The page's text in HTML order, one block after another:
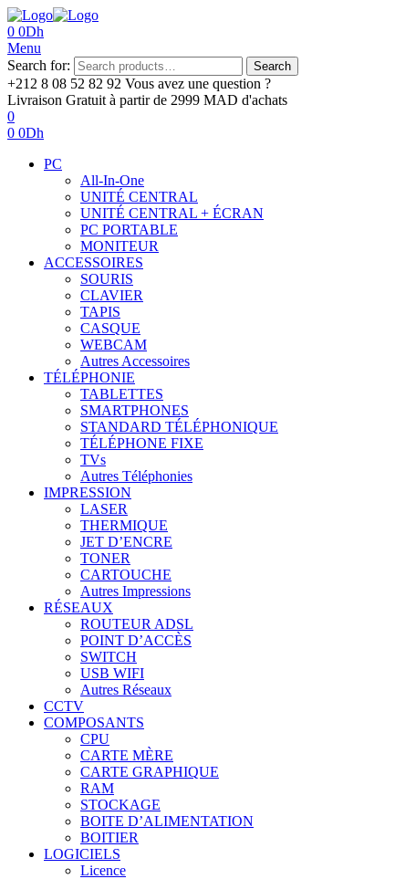
0 0Dh
Menu
Search for:
Search
+212 8 08 52 82 92‬ Vous avez une question ?
Livraison Gratuit à partir de 2999 MAD d'achats
0
0 0Dh
PC
All-In-One
UNITÉ CENTRAL
UNITÉ CENTRAL + ÉCRAN
PC PORTABLE
MONITEUR
ACCESSOIRES
SOURIS
CLAVIER
TAPIS
CASQUE
WEBCAM
Autres Accessoires
TÉLÉPHONIE
TABLETTES
SMARTPHONES
STANDARD TÉLÉPHONIQUE
TÉLÉPHONE FIXE
TVs
Autres Téléphonies
IMPRESSION
LASER
THERMIQUE
JET D’ENCRE
TONER
CARTOUCHE
Autres Impressions
RÉSEAUX
ROUTEUR ADSL
POINT D’ACCÈS
SWITCH
USB WIFI
Autres Réseaux
CCTV
COMPOSANTS
CPU
CARTE MÈRE
CARTE GRAPHIQUE
RAM
STOCKAGE
BOITE D’ALIMENTATION
BOITIER
LOGICIELS
Licence